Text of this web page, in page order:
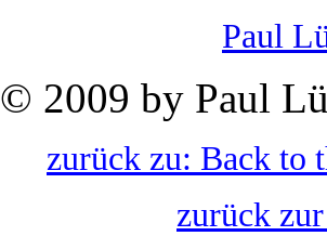
Paul
© 2009 by Paul
zurück zu: Back to
zurück